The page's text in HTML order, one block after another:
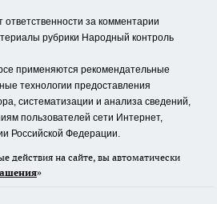
ответственности за комментарии
рубрики Народный контроль
применяются рекомендательные
технологии предоставления
систематизации и анализа сведений,
пользователей сети Интернет,
Российской Федерации.
действия на сайте, вы автоматически
»